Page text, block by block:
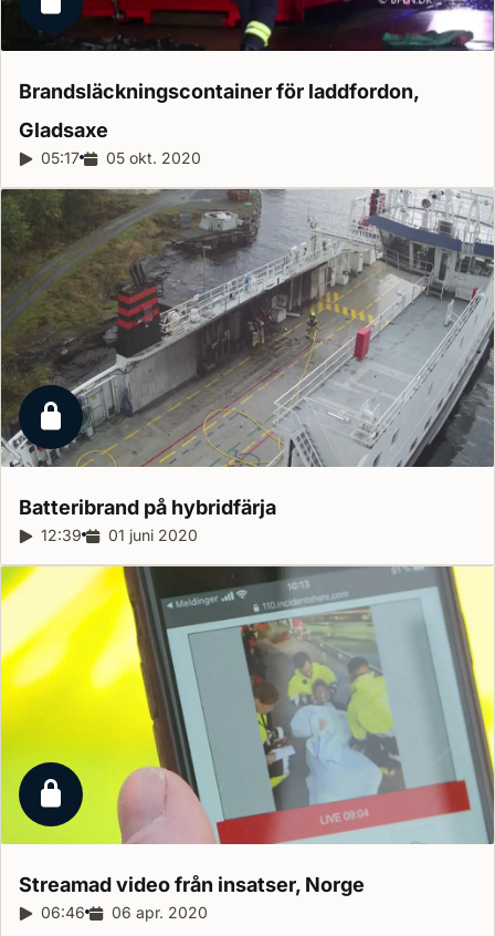
Låst reportage
Brandsläckningscontainer för laddfordon,
Gladsaxe
Reportagelängd:
05:17 Releasedatum:
05 okt. 2020
Låst reportage
Batteribrand på hybridfärja
Reportagelängd:
12:39 Releasedatum:
01 juni 2020
Låst reportage
Streamad video från insatser, Norge
Reportagelängd:
06:46 Releasedatum:
06 apr. 2020